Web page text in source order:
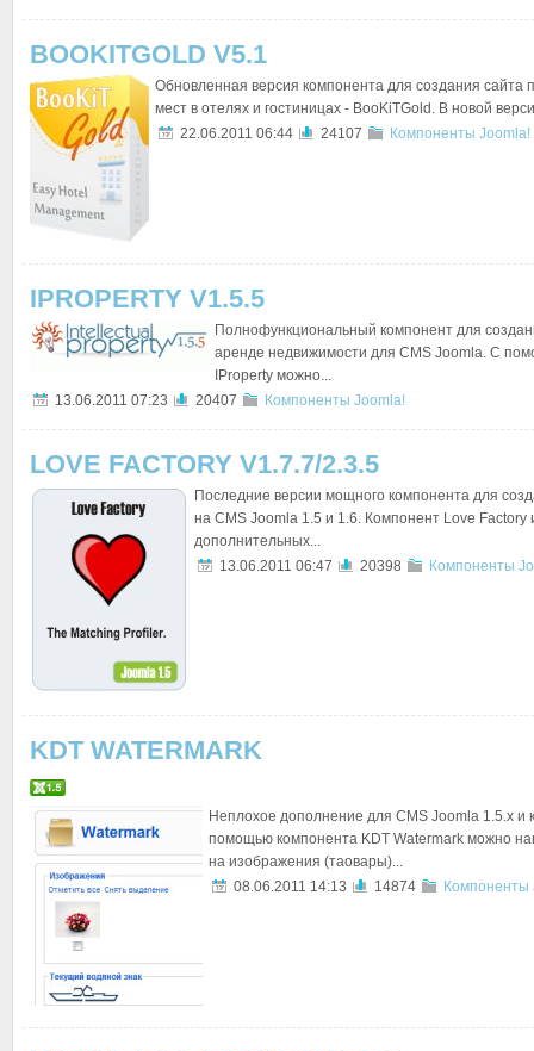
BOOKITGOLD V5.1
Обновленная версия компонента для создания сайта
мест в отелях и гостиницах - BooKiTGold. В новой
22.06.2011 06:44
24107 Компоненты Joomla!
IPROPERTY V1.5.5
Полнофункциональный компонент для
аренде недвижимости для CMS Joomla. С
IProperty можно...
13.06.2011 07:23
20407 Компоненты Joomla!
LOVE FACTORY V1.7.7/2.3.5
Последние версии мощного компонента для
на CMS Joomla 1.5 и 1.6. Компонент Love Factory
дополнительных...
13.06.2011 06:47
20398 Компоненты
KDT WATERMARK
Неплохое дополнение для CMS Joomla 1.5.x и
помощью компонента KDT Watermark можно
на изображения (таовары)...
08.06.2011 14:13
14874 Компоненты